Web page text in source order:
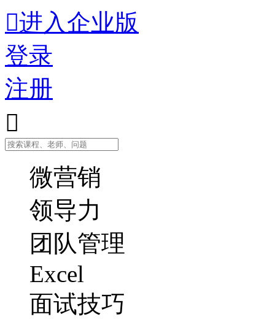
进入企业版
登录
注册

微营销
领导力
团队管理
Excel
面试技巧